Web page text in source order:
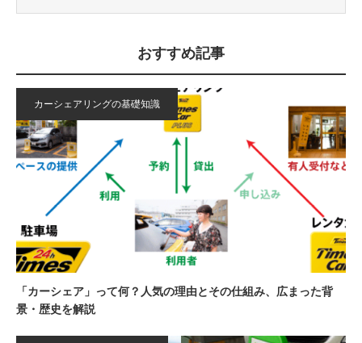
おすすめ記事
カーシェアリングの基礎知識
「カーシェア」って何？人気の理由とその仕組み、広まった背
景・歴史を解説